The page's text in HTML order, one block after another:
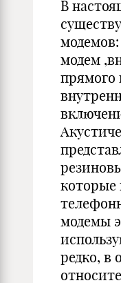
В
модем
прямого
которые
модемы
редко, в